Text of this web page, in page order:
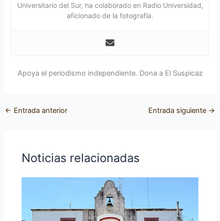
Universitario del Sur, ha colaborado en Radio Universidad,
aficionado de la fotografía.
Apoya el periodismo independiente. Dona a El Suspicaz
← Entrada anterior Entrada siguiente →
Noticias relacionadas